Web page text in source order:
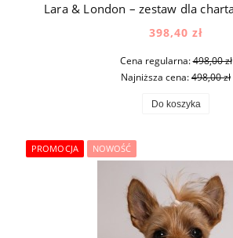
398,40 zł
Cena regularna:498,00 zł
Najniższa cena:498,00 zł
Do koszyka
PROMOCJA NOWOŚĆ